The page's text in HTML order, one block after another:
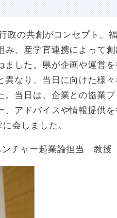
の共創がコンセプト。
、産学官連携によって
した。県が企画や運営
なり、当日に向けた様
当日は、企業との協業プ
アドバイスや情報提供
会しました。
ンチャー起業論担当 教